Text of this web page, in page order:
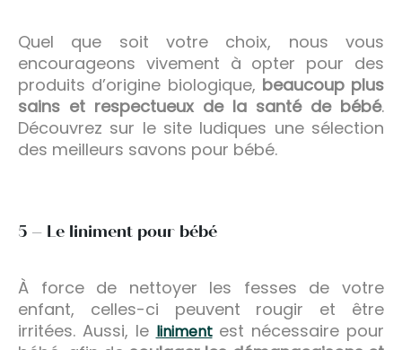
Quel que soit votre choix, nous vous
encourageons vivement à opter pour des
produits d’origine biologique, beaucoup plus
sains et respectueux de la santé de bébé.
Découvrez sur le site ludiques une sélection
des meilleurs savons pour bébé.
5 – Le liniment pour bébé
À force de nettoyer les fesses de votre
enfant, celles-ci peuvent rougir et être
irritées. Aussi, le linimentest nécessaire pour